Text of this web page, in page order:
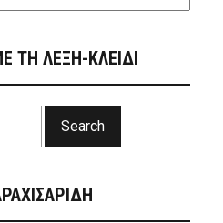
ΤΗ ΛΕΞΗ-ΚΛΕΙΔΙ
Search